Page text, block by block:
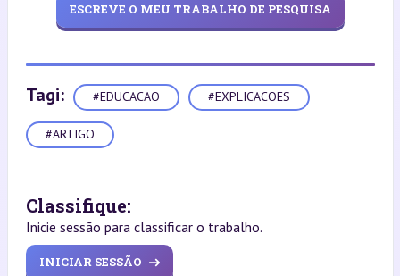
ESCREVE O MEU TRABALHO DE PESQUISA
Tagi: #EDUCACAO #EXPLICACOES
#ARTIGO
Classifique:
Inicie sessão para classificar o trabalho.
INICIAR SESSÃO